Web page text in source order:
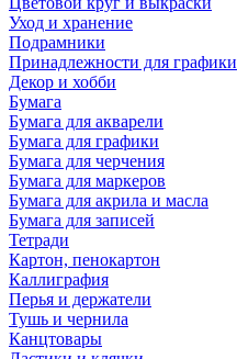
Уход и хранение
Подрамники
Принадлежности для графики
Декор и хобби
Бумага
Бумага для акварели
Бумага для графики
Бумага для черчения
Бумага для маркеров
Бумага для акрила и масла
Бумага для записей
Тетради
Картон, пенокартон
Каллиграфия
Перья и держатели
Тушь и чернила
Канцтовары